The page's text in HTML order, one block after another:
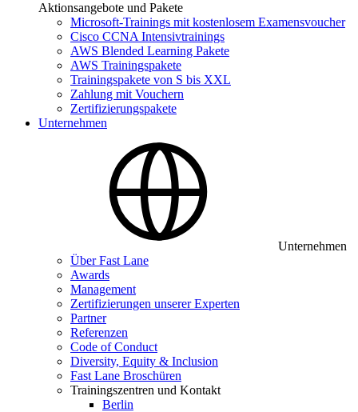
Aktionsangebote und Pakete
Microsoft-Trainings mit kostenlosem Examensvoucher
Cisco CCNA Intensivtrainings
AWS Blended Learning Pakete
AWS Trainingspakete
Trainingspakete von S bis XXL
Zahlung mit Vouchern
Zertifizierungspakete
Unternehmen
Unternehmen
Über Fast Lane
Awards
Management
Zertifizierungen unserer Experten
Partner
Referenzen
Code of Conduct
Diversity, Equity & Inclusion
Fast Lane Broschüren
Trainingszentren und Kontakt
Berlin